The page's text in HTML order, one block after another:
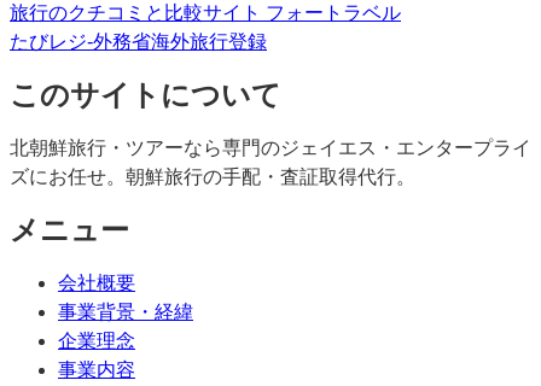
旅行のクチコミと比較サイト フォートラベル
たびレジ-外務省海外旅行登録
このサイトについて
北朝鮮旅行・ツアーなら専門のジェイエス・エンタープライ
ズにお任せ。朝鮮旅行の手配・査証取得代行。
メニュー
会社概要
事業背景・経緯
企業理念
事業内容